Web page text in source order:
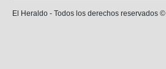
El Heraldo - Todos los derechos reservados ©